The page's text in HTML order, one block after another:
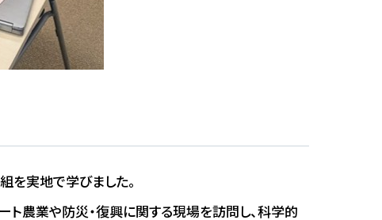
を実地で学びました。
農業や防災・復興に関する現場を訪問し、科学的